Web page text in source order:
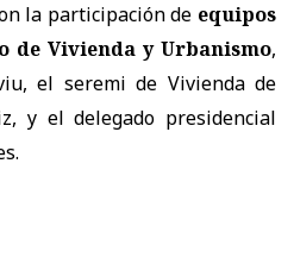
la participación de equipos
de Vivienda y Urbanismo,
el seremi de Vivienda de
y el delegado presidencial